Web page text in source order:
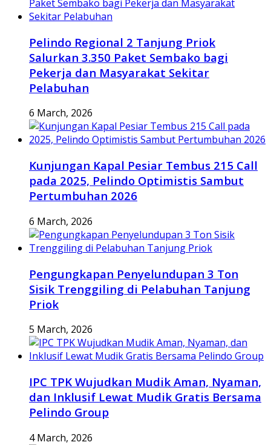
Pelindo Regional 2 Tanjung Priok
Salurkan 3.350 Paket Sembako bagi
Pekerja dan Masyarakat Sekitar
Pelabuhan
6 March, 2026
Kunjungan Kapal Pesiar Tembus 215 Call
pada 2025, Pelindo Optimistis Sambut
Pertumbuhan 2026
6 March, 2026
Pengungkapan Penyelundupan 3 Ton
Sisik Trenggiling di Pelabuhan Tanjung
Priok
5 March, 2026
IPC TPK Wujudkan Mudik Aman, Nyaman,
dan Inklusif Lewat Mudik Gratis Bersama
Pelindo Group
4 March, 2026